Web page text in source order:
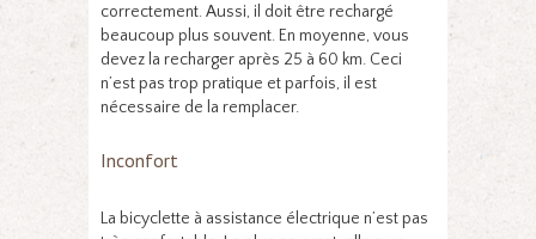
correctement. Aussi, il doit être rechargé
beaucoup plus souvent. En moyenne, vous
devez la recharger après 25 à 60 km. Ceci
n’est pas trop pratique et parfois, il est
nécessaire de la remplacer.
Inconfort
La bicyclette à assistance électrique n’est pas